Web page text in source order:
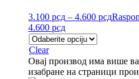
3.100 рсд – 4.600 рсд
4.600 рсд
Clear
Овај производ има више
изабране на страници